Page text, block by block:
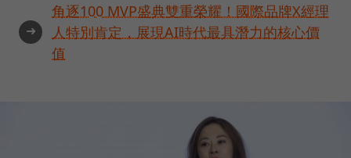
➜
角逐100 MVP盛典雙重榮耀！國際品牌X經理
人特別肯定，展現AI時代最具潛力的核心價
值